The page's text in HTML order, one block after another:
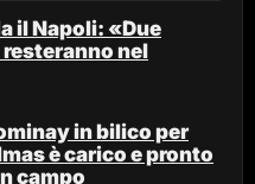
il Napoli: «Due
nel
in bilico per
è carico e pronto
campo